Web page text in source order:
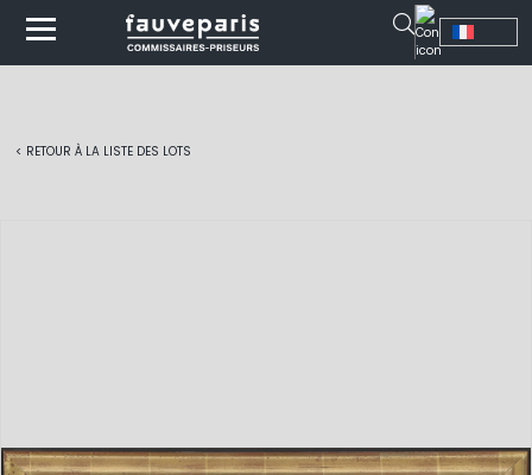
< RETOUR À LA LISTE DES LOTS